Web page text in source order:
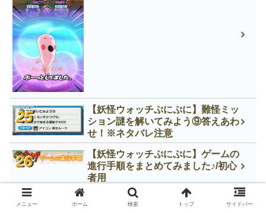
【妖怪ウォッチぷにぷに】難怪ミッ
ション謎を解いてみよう⑨答えあわ
せ！※ネタバレ注意
【妖怪ウォッチぷにぷに】ゲームの
進行手順をまとめてみました♪/初心
者用
【妖怪ウォッチぷにぷに】ウォルナ
メニュー ホーム 検索 トップ サイドバー